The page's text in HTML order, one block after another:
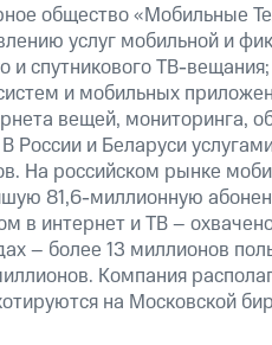
общество «Мобильные
услуг мобильной и
и спутникового ТВ-
и мобильных
вещей, мониторинга,
России и Беларуси
На российском рынке
81,6-миллионную
в интернет и ТВ –
– более 13 миллионов
Компания
на Московской